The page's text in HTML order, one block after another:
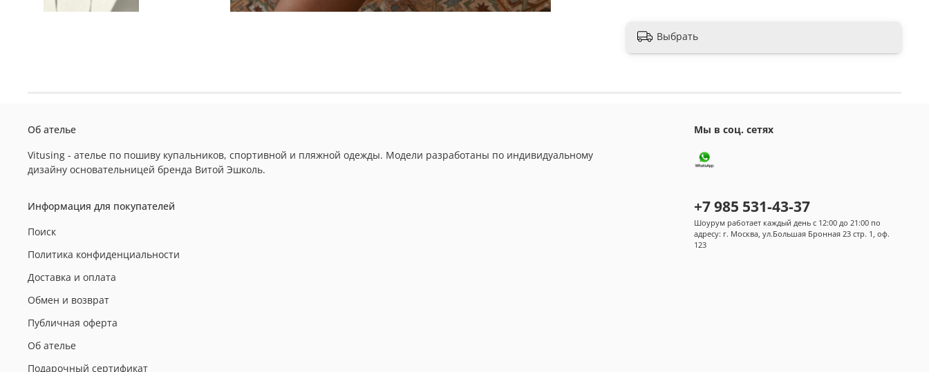
Выбрать
Об ателье
Vitusing - ателье по пошиву купальников, спортивной и пляжной одежды. Модели разработаны по индивидуальному
дизайну основательницей бренда Витой Эшколь.
Информация для покупателей
Поиск
Политика конфиденциальности
Доставка и оплата
Обмен и возврат
Публичная оферта
Об ателье
Подарочный сертификат
Мы в соц. сетях
+7 985 531-43-37
Шоурум работает каждый день с 12:00 до 21:00 по
адресу: г. Москва, ул.Большая Бронная 23 стр. 1, оф.
123